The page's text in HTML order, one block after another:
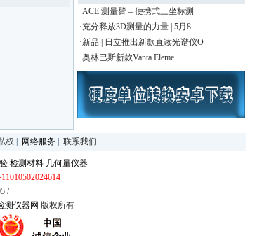
·ACE 测量臂 – 便携式三坐标测
·充分释放3D测量的力量 | 5月8
·新品 | 日立推出新款直读光谱仪O
·奥林巴斯新款Vanta Eleme
权 网络服务 联系我们
检测材料 几何量仪器
/
测仪器网 版权所有